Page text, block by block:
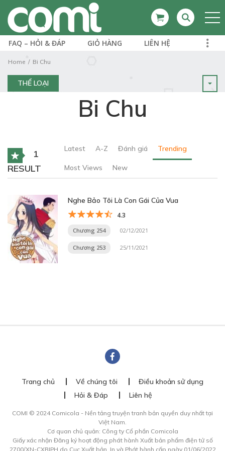
FAQ – HỎI & ĐÁP GIỎ HÀNG LIÊN HỆ
Home Bi Chu
THỂ LOẠI
Bi Chu
1
RESULT
Latest A-Z Đánh giá Trending
Most Views New
Nghe Bảo Tôi Là Con Gái Của Vua
4.3
Chương 254 02/12/2021
Chương 253 25/11/2021
Trang chủ Về chúng tôi
Điều khoản sử dụng
Hỏi & Đáp
Liên hệ
COMI © 2024 Comicola - Nền tảng truyện tranh bản quyền duy nhất tại
Việt Nam.
Cơ quan chủ quản: Công ty Cổ phần Comicola
Giấy xác nhận Đăng ký hoạt động phát hành Xuất bản phẩm điện tử số
2700/XN-CXBIPH do Cục Xuất bản, In và Phát hành cấp ngày 01/06/2022